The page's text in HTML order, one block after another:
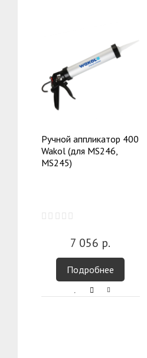
Ручной аппликатор 400
Wakol (для MS246,
MS245)
7 056 р.
Подробнее